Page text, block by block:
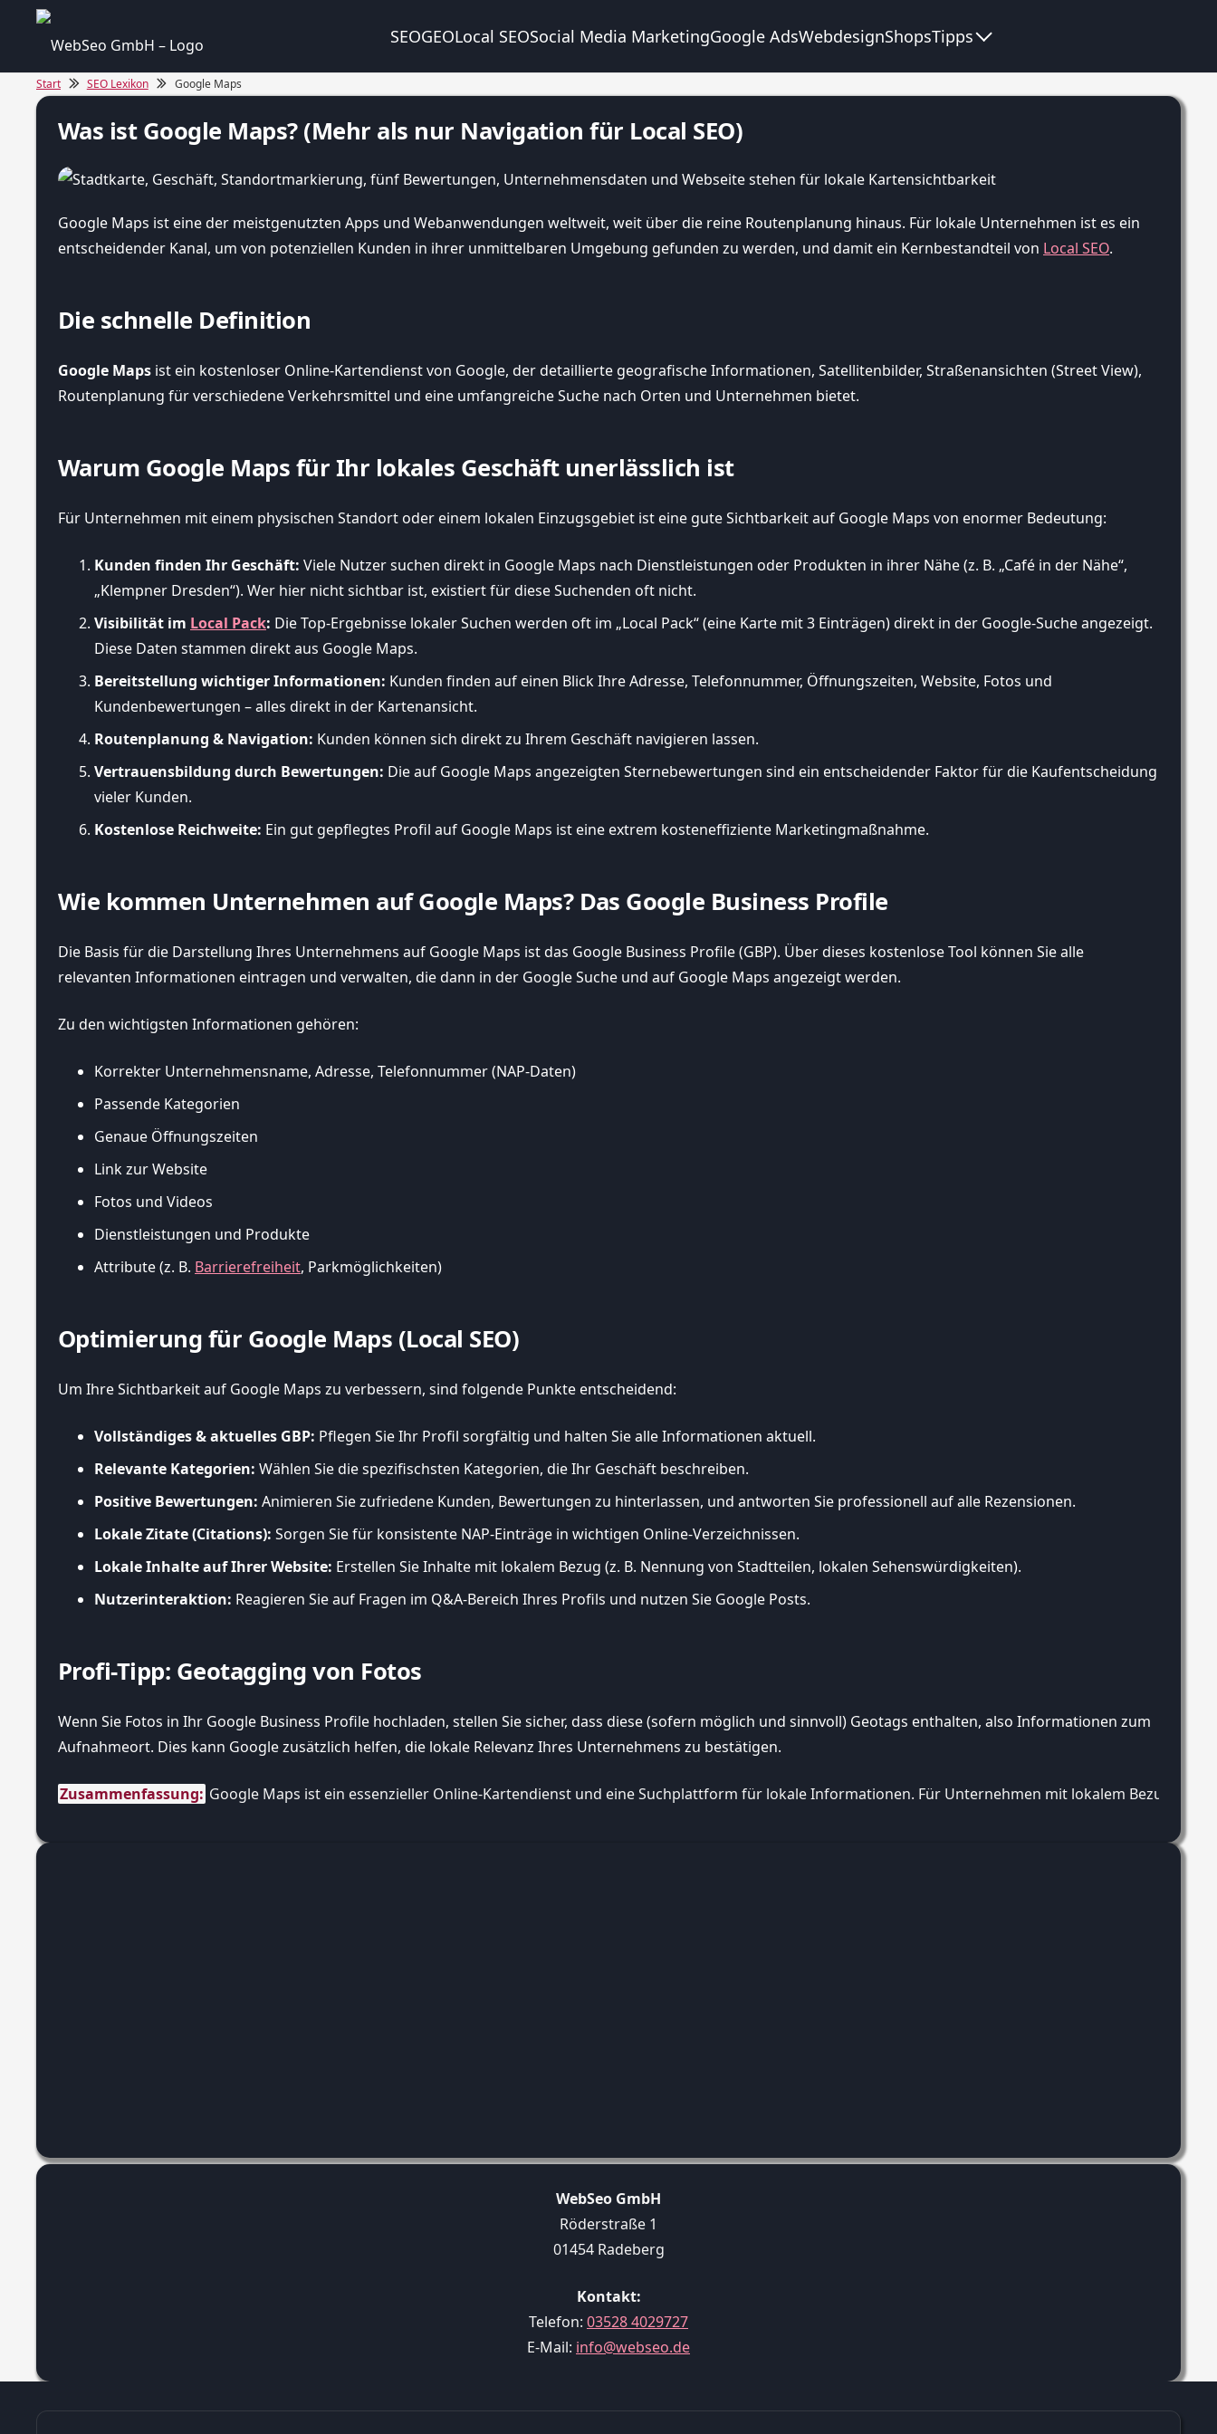
SEOGEOLocal SEOSocial Media MarketingGoogle AdsWebdesignShopsTipps
Start SEO Lexikon Google Maps
Was ist Google Maps? (Mehr als nur Navigation für Local SEO)
Google Maps ist eine der meistgenutzten Apps und Webanwendungen weltweit, weit über die reine Routenplanung hinaus. Für lokale Unternehmen ist es ein
entscheidender Kanal, um von potenziellen Kunden in ihrer unmittelbaren Umgebung gefunden zu werden, und damit ein Kernbestandteil von Local SEO.
Die schnelle Definition
Google Maps ist ein kostenloser Online-Kartendienst von Google, der detaillierte geografische Informationen, Satellitenbilder, Straßenansichten (Street View),
Routenplanung für verschiedene Verkehrsmittel und eine umfangreiche Suche nach Orten und Unternehmen bietet.
Warum Google Maps für Ihr lokales Geschäft unerlässlich ist
Für Unternehmen mit einem physischen Standort oder einem lokalen Einzugsgebiet ist eine gute Sichtbarkeit auf Google Maps von enormer Bedeutung:
Kunden finden Ihr Geschäft: Viele Nutzer suchen direkt in Google Maps nach Dienstleistungen oder Produkten in ihrer Nähe (z. B. „Café in der Nähe“,
„Klempner Dresden“). Wer hier nicht sichtbar ist, existiert für diese Suchenden oft nicht.
Visibilität im Local Pack: Die Top-Ergebnisse lokaler Suchen werden oft im „Local Pack“ (eine Karte mit 3 Einträgen) direkt in der Google-Suche angezeigt.
Diese Daten stammen direkt aus Google Maps.
Bereitstellung wichtiger Informationen: Kunden finden auf einen Blick Ihre Adresse, Telefonnummer, Öffnungszeiten, Website, Fotos und
Kundenbewertungen – alles direkt in der Kartenansicht.
Routenplanung & Navigation: Kunden können sich direkt zu Ihrem Geschäft navigieren lassen.
Vertrauensbildung durch Bewertungen: Die auf Google Maps angezeigten Sternebewertungen sind ein entscheidender Faktor für die Kaufentscheidung
vieler Kunden.
Kostenlose Reichweite: Ein gut gepflegtes Profil auf Google Maps ist eine extrem kosteneffiziente Marketingmaßnahme.
Wie kommen Unternehmen auf Google Maps? Das Google Business Profile
Die Basis für die Darstellung Ihres Unternehmens auf Google Maps ist das Google Business Profile (GBP). Über dieses kostenlose Tool können Sie alle
relevanten Informationen eintragen und verwalten, die dann in der Google Suche und auf Google Maps angezeigt werden.
Zu den wichtigsten Informationen gehören:
Korrekter Unternehmensname, Adresse, Telefonnummer (NAP-Daten)
Passende Kategorien
Genaue Öffnungszeiten
Link zur Website
Fotos und Videos
Dienstleistungen und Produkte
Attribute (z. B. Barrierefreiheit, Parkmöglichkeiten)
Optimierung für Google Maps (Local SEO)
Um Ihre Sichtbarkeit auf Google Maps zu verbessern, sind folgende Punkte entscheidend:
Vollständiges & aktuelles GBP: Pflegen Sie Ihr Profil sorgfältig und halten Sie alle Informationen aktuell.
Relevante Kategorien: Wählen Sie die spezifischsten Kategorien, die Ihr Geschäft beschreiben.
Positive Bewertungen: Animieren Sie zufriedene Kunden, Bewertungen zu hinterlassen, und antworten Sie professionell auf alle Rezensionen.
Lokale Zitate (Citations): Sorgen Sie für konsistente NAP-Einträge in wichtigen Online-Verzeichnissen.
Lokale Inhalte auf Ihrer Website: Erstellen Sie Inhalte mit lokalem Bezug (z. B. Nennung von Stadtteilen, lokalen Sehenswürdigkeiten).
Nutzerinteraktion: Reagieren Sie auf Fragen im Q&A-Bereich Ihres Profils und nutzen Sie Google Posts.
Profi-Tipp: Geotagging von Fotos
Wenn Sie Fotos in Ihr Google Business Profile hochladen, stellen Sie sicher, dass diese (sofern möglich und sinnvoll) Geotags enthalten, also Informationen zum
Aufnahmeort. Dies kann Google zusätzlich helfen, die lokale Relevanz Ihres Unternehmens zu bestätigen.
Zusammenfassung: Google Maps ist ein essenzieller Online-Kartendienst und eine Suchplattform für lokale Informationen. Für Unternehmen mit lokalem Bezug ist
WebSeo GmbH
Röderstraße 1
01454 Radeberg
Kontakt:
Telefon: 03528 4029727
E-Mail: info@webseo.de